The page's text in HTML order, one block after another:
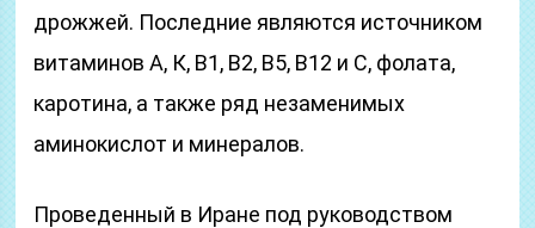
дрожжей. Последние являются источником
витаминов А, К, В1, В2, В5, В12 и С, фолата,
каротина, а также ряд незаменимых
аминокислот и минералов.
Проведенный в Иране под руководством